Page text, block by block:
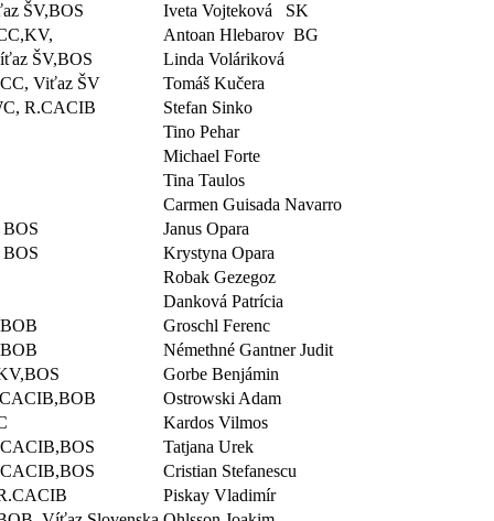
ŠV,BOS
Iveta Vojteková SK
Antoan Hlebarov BG
ŠV,BOS
Linda Voláriková
Viťaz ŠV
Tomáš Kučera
R.CACIB
Stefan Sinko
Tino Pehar
Michael Forte
Tina Taulos
Carmen Guisada Navarro
Janus Opara
Krystyna Opara
Robak Gezegoz
Danková Patrícia
Groschl Ferenc
Némethné Gantner Judit
Gorbe Benjámin
Ostrowski Adam
Kardos Vilmos
Tatjana Urek
Cristian Stefanescu
Piskay Vladimír